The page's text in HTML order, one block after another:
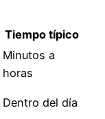
Tiempo típico
Minutos a
horas
Dentro del día